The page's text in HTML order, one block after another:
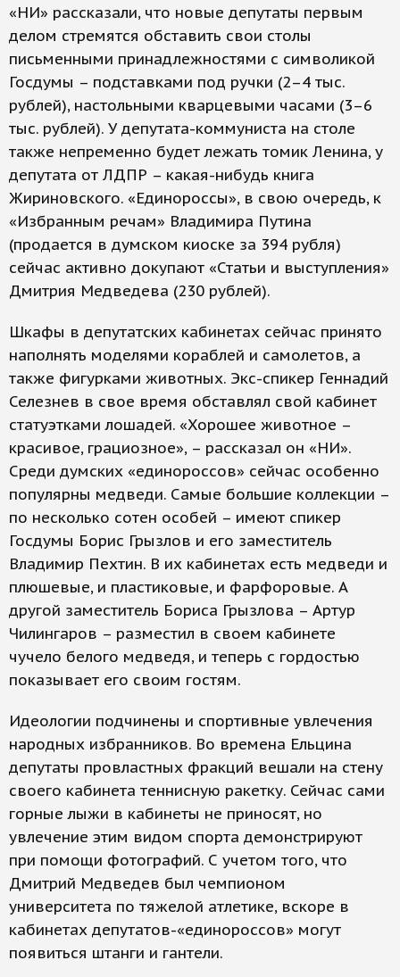
«НИ» рассказали, что новые депутаты первым
делом стремятся обставить свои столы
письменными принадлежностями с символикой
Госдумы – подставками под ручки (2–4 тыс.
рублей), настольными кварцевыми часами (3–6
тыс. рублей). У депутата-коммуниста на столе
также непременно будет лежать томик Ленина, у
депутата от ЛДПР – какая-нибудь книга
Жириновского. «Единороссы», в свою очередь, к
«Избранным речам» Владимира Путина
(продается в думском киоске за 394 рубля)
сейчас активно докупают «Статьи и выступления»
Дмитрия Медведева (230 рублей).
Шкафы в депутатских кабинетах сейчас принято
наполнять моделями кораблей и самолетов, а
также фигурками животных. Экс-спикер Геннадий
Селезнев в свое время обставлял свой кабинет
статуэтками лошадей. «Хорошее животное –
красивое, грациозное», – рассказал он «НИ».
Среди думских «единороссов» сейчас особенно
популярны медведи. Самые большие коллекции –
по несколько сотен особей – имеют спикер
Госдумы Борис Грызлов и его заместитель
Владимир Пехтин. В их кабинетах есть медведи и
плюшевые, и пластиковые, и фарфоровые. А
другой заместитель Бориса Грызлова – Артур
Чилингаров – разместил в своем кабинете
чучело белого медведя, и теперь с гордостью
показывает его своим гостям.
Идеологии подчинены и спортивные увлечения
народных избранников. Во времена Ельцина
депутаты провластных фракций вешали на стену
своего кабинета теннисную ракетку. Сейчас сами
горные лыжи в кабинеты не приносят, но
увлечение этим видом спорта демонстрируют
при помощи фотографий. С учетом того, что
Дмитрий Медведев был чемпионом
университета по тяжелой атлетике, вскоре в
кабинетах депутатов-«единороссов» могут
появиться штанги и гантели.